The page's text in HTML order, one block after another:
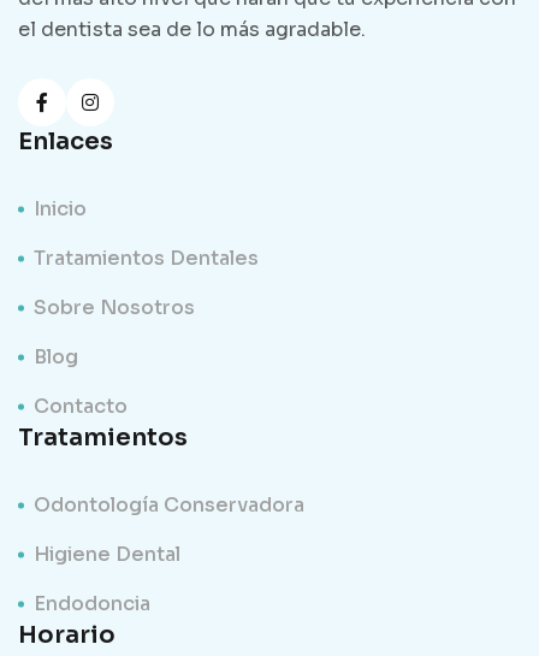
el dentista sea de lo más agradable.
Enlaces
Inicio
Tratamientos Dentales
Sobre Nosotros
Blog
Contacto
Tratamientos
Odontología Conservadora
Higiene Dental
Endodoncia
Horario